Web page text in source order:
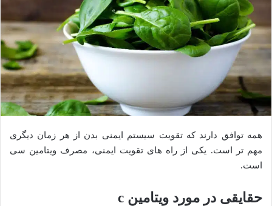
همه توافق دارند که تقویت سیستم ایمنی بدن از هر زمان دیگری
مهم‌ تر است. یکی از راه‌ های تقویت ایمنی، مصرف ویتامین سی
است.
حقایقی در مورد ویتامین c